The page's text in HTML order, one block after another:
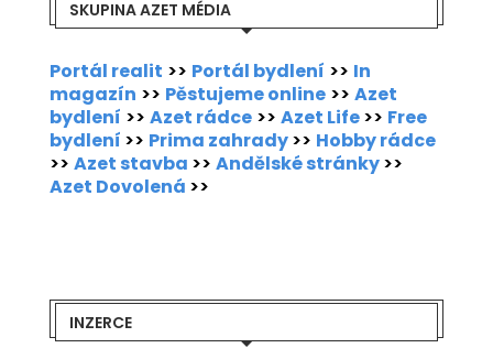
SKUPINA AZET MÉDIA
Portál realit >> Portál bydlení >> In
magazín >> Pěstujeme online >> Azet
bydlení >> Azet rádce >> Azet Life>> Free
bydlení >> Prima zahrady>> Hobby rádce
>> Azet stavba >> Andělské stránky>>
Azet Dovolená >>
INZERCE